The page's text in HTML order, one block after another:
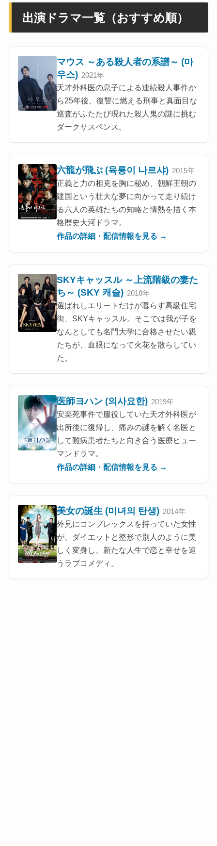
出演ドラマ一覧（おすすめ順）
マウス ～ある殺人者の系譜～ (마
우스) 2021年
天才外科医の息子による連続殺人事件か
ら25年後、復讐に燃える刑事と真面目な
巡査がふたたび現れた殺人鬼の謎に挑む
ダークサスペンス。
六龍が飛ぶ (육룡이 나르샤) 2015年
正義と力の相克を胸に秘め、朝鮮王朝の
建国という壮大な夢に向かって走り続け
る六人の英雄たちの知略と情熱を描く本
格歴史大河ドラマ。
作品の詳細・配信情報を見る →
SKYキャッスル ～上流階級の妻た
ち～ (SKY 캐슬) 2018年
選ばれしエリートだけが暮らす高級住宅
街、SKYキャッスル。そこでは我が子を
なんとしても名門大学に合格させたい親
たちが、血眼になって火花を散らしてい
た。
医師ヨハン (의사요한) 2019年
安楽死事件で服役していた天才外科医が
出所後に復帰し、痛みの謎を解く名医と
して難病患者たちと向き合う医療ヒュー
マンドラマ。
作品の詳細・配信情報を見る →
美女の誕生 (미녀의 탄생) 2014年
外見にコンプレックスを持っていた女性
が、ダイエットと整形で別人のように美
しく変身し、新たな人生で恋と幸せを追
うラブコメディ。